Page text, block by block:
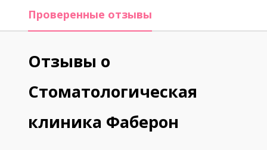
Проверенные отзывы
Отзывы о
Стоматологическая
клиника Фаберон